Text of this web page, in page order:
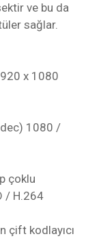
ve bu da
sağlar.
x 1080
1080 /
çoklu
/ H.264
çift kodlayıcı